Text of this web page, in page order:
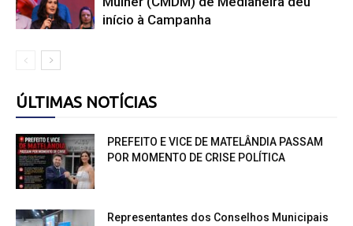
início à Campanha
ÚLTIMAS NOTÍCIAS
PREFEITO E VICE DE MATELÂNDIA PASSAM
POR MOMENTO DE CRISE POLÍTICA
Representantes dos Conselhos Municipais